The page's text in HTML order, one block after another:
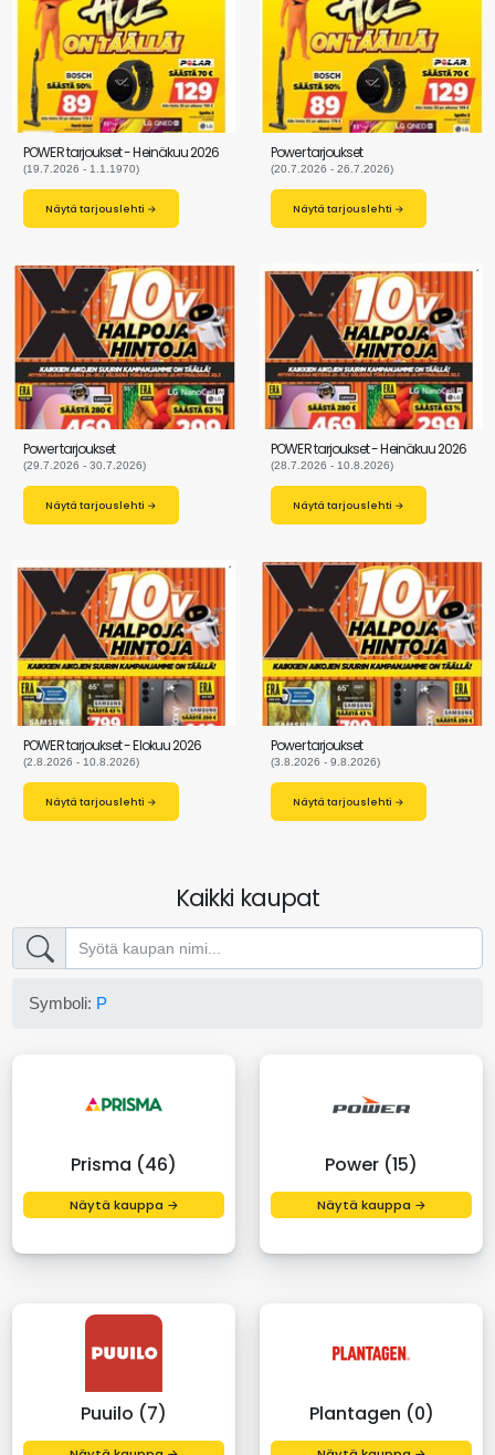
POWER tarjoukset - Heinäkuu 2026
(19.7.2026 - 1.1.1970)
Näytä tarjouslehti →
Power tarjoukset
(20.7.2026 - 26.7.2026)
Näytä tarjouslehti →
Power tarjoukset
(29.7.2026 - 30.7.2026)
Näytä tarjouslehti →
POWER tarjoukset - Heinäkuu 2026
(28.7.2026 - 10.8.2026)
Näytä tarjouslehti →
POWER tarjoukset - Elokuu 2026
(2.8.2026 - 10.8.2026)
Näytä tarjouslehti →
Power tarjoukset
(3.8.2026 - 9.8.2026)
Näytä tarjouslehti →
Kaikki kaupat
Symboli: P
Prisma (46)
Näytä kauppa →
Power (15)
Näytä kauppa →
Puuilo (7) Plantagen (0)